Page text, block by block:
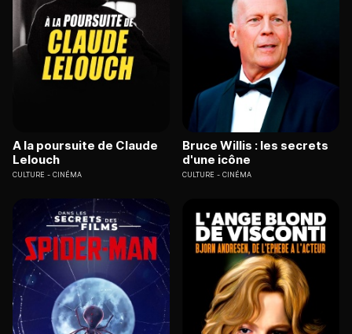
A la poursuite de Claude
Lelouch
CULTURE CINÉMA
Bruce Willis : les secrets
d'une icône
CULTURE CINÉMA